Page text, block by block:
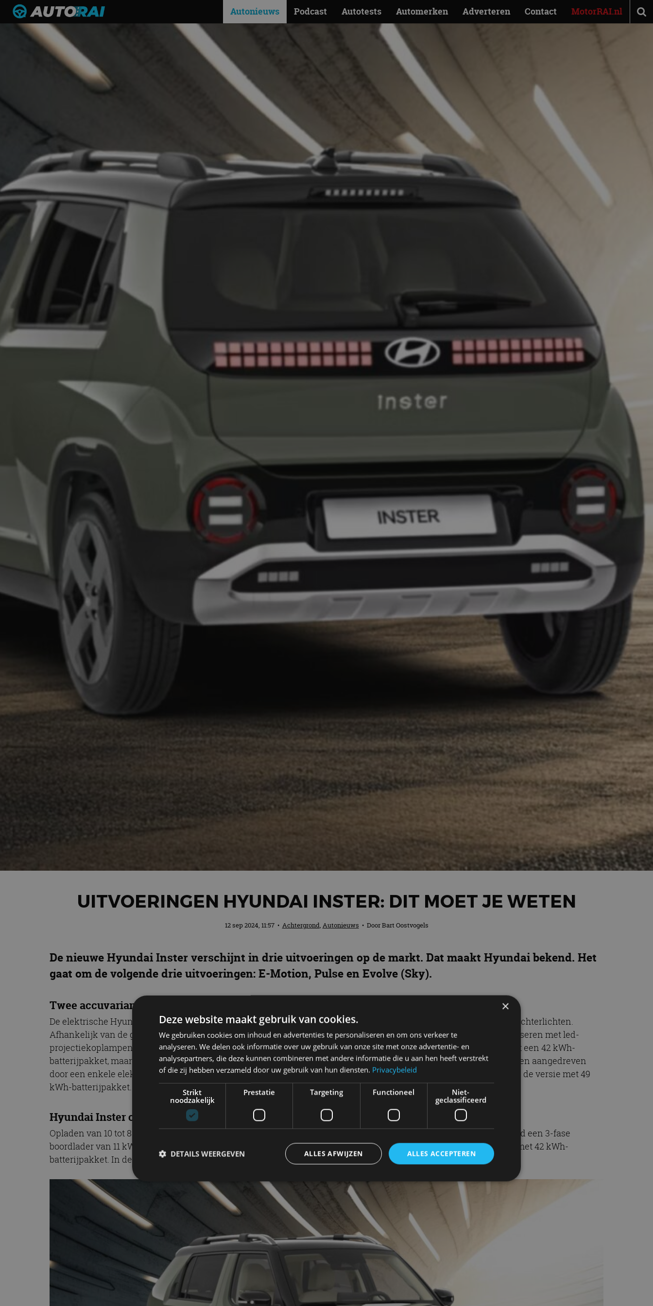
Autonieuws Podcast Autotests Automerken Adverteren Contact MotorRAI.nl
UITVOERINGEN HYUNDAI INSTER: DIT MOET JE WETEN
12 sep 2024, 11:57 • Achtergrond, Autonieuws • DoorBart Oostvogels
De nieuwe Hyundai Inster verschijnt in drie uitvoeringen op de markt. Dat maakt Hyundai bekend. Het
gaat om de volgende drie uitvoeringen: E-Motion, Pulse en Evolve (Sky).
Twee accuvarianten Hyundai Inster
De elektrische Hyundai Inster valt op door de moderne dagrijverlichting en pixel-grafische richtingaanwijzers en achterlichten.
Afhankelijk van de gekozen uitvoering is dat led- of halogeenverlichting. Klanten kunnen de auto verder personaliseren met led-
projectiekoplampen en een van de negen leverbare exterieurkleuren. Standaard is de Hyundai Inster uitgerust met een 42 kWh-
batterijpakket, maar er kan ook gekozen worden voor een 49 kWh-batterijpakket (Long-Range). Beide versies worden aangedreven
door een enkele elektromotor die 71,1 kW (97 pk) levert in de versie met 42 kWh-batterijpakket en 84,5 kW (115 pk) in de versie met 49
kWh-batterijpakket. Het koppel is voor beide versies hetzelfde: 147 Nm.
Hyundai Inster opladen
Opladen van 10 tot 80 procent aan een DC-snellaadstation duurt ongeveer 30 minuten. Ook heeft de Inster standaard een 3-fase
boordlader van 11 kW. Zijn actieradius (volgens WLTP) bedraagt tot wel 305 km op een enkele lading voor de versie met 42 kWh-
batterijpakket. In de Inster met 49 kWh-batterijpakket bedraagt het rijbereik tot wel 355 km (WLTP).
×
Deze website maakt gebruik van cookies.
We gebruiken cookies om inhoud en advertenties te personaliseren en om ons verkeer te
analyseren. We delen ook informatie over uw gebruik van onze site met onze advertentie- en
analysepartners, die deze kunnen combineren met andere informatie die u aan hen heeft verstrekt
of die zij hebben verzameld door uw gebruik van hun diensten. Privacybeleid
Strikt
noodzakelijk
Prestatie Targeting Functioneel
Niet-
geclassificeerd
ALLES ACCEPTEREN
ALLES AFWIJZEN
DETAILS WEERGEVEN
Strikt noodzakelijk Prestatie Targeting Functioneel
Strikt noodzakelijke cookies maken de kernfunctionaliteiten van de website mogelijk, zoals gebruikersaanmelding en
accountbeheer. De website kan niet goed worden gebruikt zonder de strikt noodzakelijke cookies.
Aanbieder/
Domein
Vervaldatum Omschrijving
cf_clearance
Cloudflare,
Inc.
.autorai.nl
Deze cookie wordt gebruikt door de CloudFlare-service om
vertrouwd webverkeer te identificeren en alle
beveiligingsbeperkingen op basis van het IP-adres van de bezoeker
te omzeilen. Het is essentieel voor het ondersteunen van de
veiligheid van een website functies en in het bieden van
bescherming tegen kwaadaardige bezoekers.